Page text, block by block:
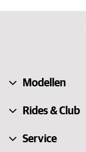
Modellen
Rides & Club
Service